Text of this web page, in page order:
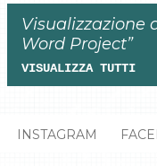
Visualizzazione
Word Project
VISUALIZZA TUTTI
INSTAGRAM